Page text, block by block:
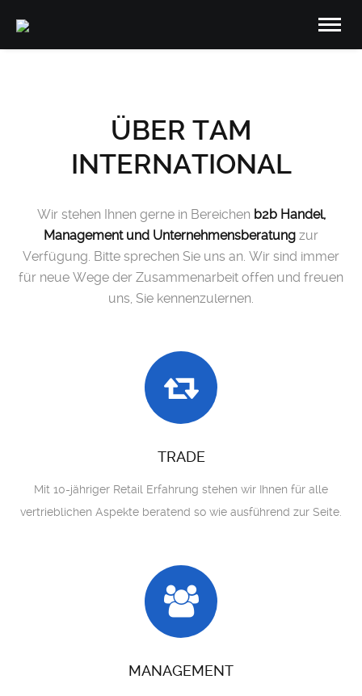
ÜBER TAM
INTERNATIONAL
Wir stehen Ihnen gerne in Bereichen b2b Handel,
Management und Unternehmensberatung zur
Verfügung. Bitte sprechen Sie uns an. Wir sind immer
für neue Wege der Zusammenarbeit offen und freuen
uns, Sie kennenzulernen.
TRADE
Mit 10-jähriger Retail Erfahrung stehen wir Ihnen für alle
vertrieblichen Aspekte beratend so wie ausführend zur Seite.
MANAGEMENT